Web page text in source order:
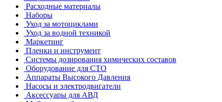
Расходные материалы
Наборы
Уход за мотоциклами
Уход за водной техникой
Маркетинг
Пленки и инструмент
Системы дозирования химических составов
Оборудование для СТО
Аппараты Высокого Давления
Насосы и электродвигатели
Аксессуары для АВД